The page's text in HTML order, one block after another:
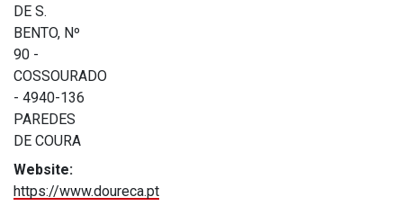
DE S.
BENTO, Nº
90 -
COSSOURADO
- 4940-136
PAREDES
DE COURA
Website:
https://www.doureca.pt